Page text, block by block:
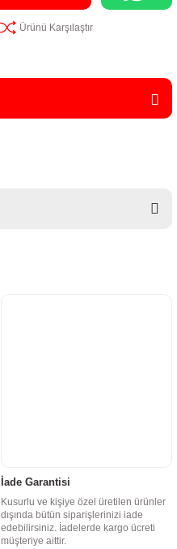
Ürünü Karşılaştır
İade Garantisi
Kusurlu ve kişiye özel üretilen ürünler
dışında bütün siparişlerinizi iade
edebilirsiniz. İadelerde kargo ücreti
müşteriye aittir.